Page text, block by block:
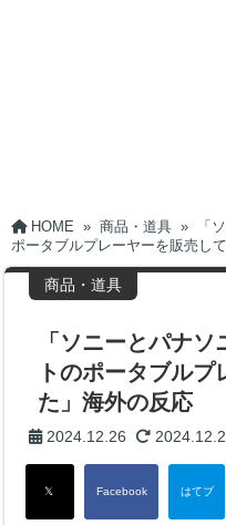
HOME » 商品・道具 »
「
ポータブルプレーヤーを販売し
商品・道具
「ソニーとパナ
トのポータブル
た」海外の反応
2024.12.26